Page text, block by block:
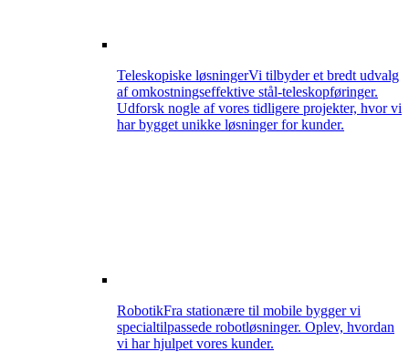
Teleskopiske løsningerVi tilbyder et bredt udvalg
af omkostningseffektive stål-teleskopføringer.
Udforsk nogle af vores tidligere projekter, hvor vi
har bygget unikke løsninger for kunder.
RobotikFra stationære til mobile bygger vi
specialtilpassede robotløsninger. Oplev, hvordan
vi har hjulpet vores kunder.